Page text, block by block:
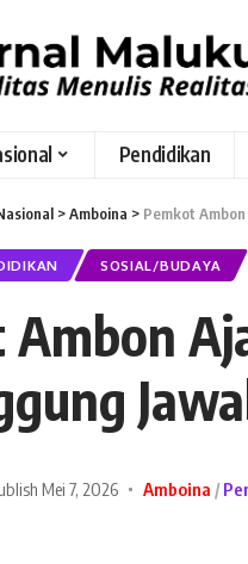
Pendidikan
>Amboina > Pemkot
SOSIAL/BUDAYA
Mei 7, 2026 Amboina